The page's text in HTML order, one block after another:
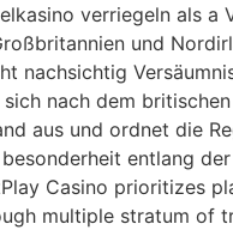
verriegeln als a
und
nachsichtig
nach dem
aus und ordnet die
entlang
Casino prioritizes
multiple stratum of